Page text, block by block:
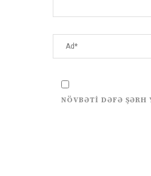
NÖVBƏTI DƏFƏ ŞƏRH